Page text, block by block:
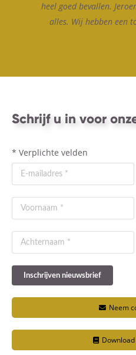
heel goed bevallen.
alles. Wij hebben een
Schrijf u in voor
* Verplichte velden
Neem